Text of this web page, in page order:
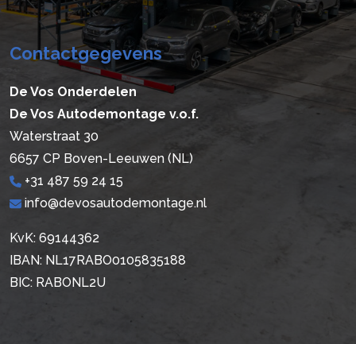
Contactgegevens
De Vos Onderdelen
De Vos Autodemontage v.o.f.
Waterstraat 30
6657 CP Boven-Leeuwen (NL)
+31 487 59 24 15
info@devosautodemontage.nl
KvK: 69144362
IBAN: NL17RABO0105835188
BIC: RABONL2U